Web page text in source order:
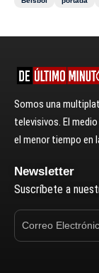
Somos una
televisivos. El
el menor tiempo en
Newsletter
Suscríbete a